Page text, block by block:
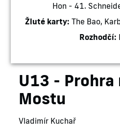
Hon - 41.
Žluté karty: The Bao,
Rozhodčí:
U13 - Prohra
Mostu
Vladimír Kuchař